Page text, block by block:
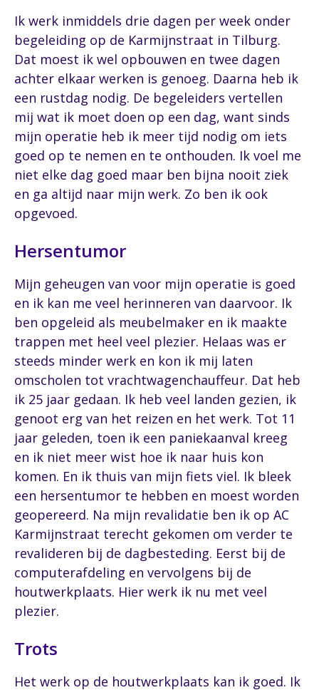
Ik werk inmiddels drie dagen per week onder
begeleiding op de Karmijnstraat in Tilburg.
Dat moest ik wel opbouwen en twee dagen
achter elkaar werken is genoeg. Daarna heb ik
een rustdag nodig. De begeleiders vertellen
mij wat ik moet doen op een dag, want sinds
mijn operatie heb ik meer tijd nodig om iets
goed op te nemen en te onthouden. Ik voel me
niet elke dag goed maar ben bijna nooit ziek
en ga altijd naar mijn werk. Zo ben ik ook
opgevoed.
Hersentumor
Mijn geheugen van voor mijn operatie is goed
en ik kan me veel herinneren van daarvoor. Ik
ben opgeleid als meubelmaker en ik maakte
trappen met heel veel plezier. Helaas was er
steeds minder werk en kon ik mij laten
omscholen tot vrachtwagenchauffeur. Dat heb
ik 25 jaar gedaan. Ik heb veel landen gezien, ik
genoot erg van het reizen en het werk. Tot 11
jaar geleden, toen ik een paniekaanval kreeg
en ik niet meer wist hoe ik naar huis kon
komen. En ik thuis van mijn fiets viel. Ik bleek
een hersentumor te hebben en moest worden
geopereerd. Na mijn revalidatie ben ik op AC
Karmijnstraat terecht gekomen om verder te
revalideren bij de dagbesteding. Eerst bij de
computerafdeling en vervolgens bij de
houtwerkplaats. Hier werk ik nu met veel
plezier.
Trots
Het werk op de houtwerkplaats kan ik goed. Ik